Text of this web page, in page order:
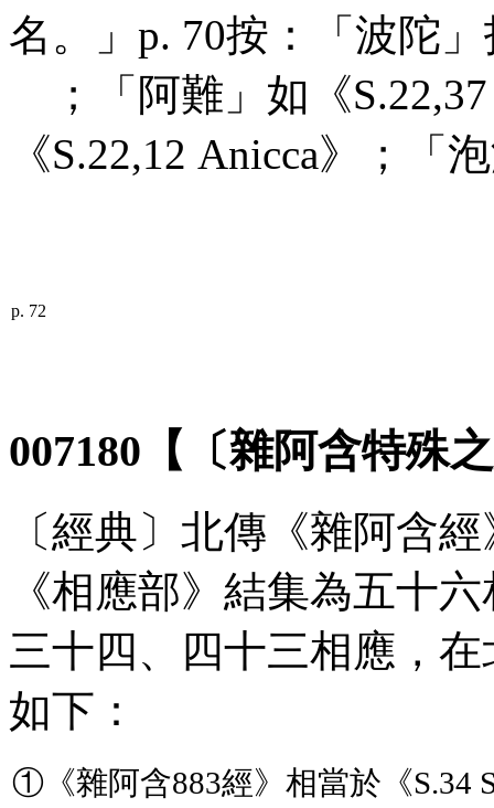
名。」 p. 70按：「波陀
；「阿難」如《S
《S.22,12 Anicca》；「
p. 72
007180【〔雜阿含特殊
〔經典〕北傳《雜阿含
《相應部》結集為五十
三十四、四十三相應，
如下：
①《雜阿含883經》相當於《S.34